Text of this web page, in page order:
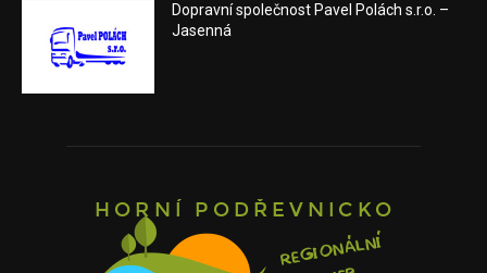
Dopravní společnost Pavel Polách s.r.o. –
Jasenná